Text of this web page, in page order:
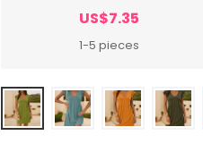
US$7.35
1-5 pieces